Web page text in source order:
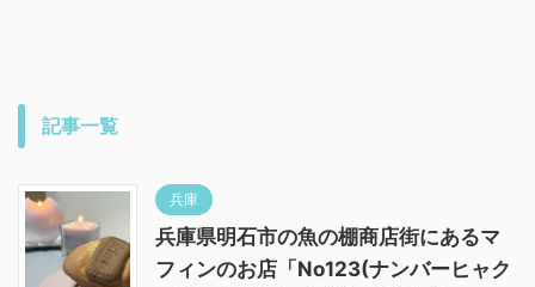
記事一覧
兵庫
兵庫県明石市の魚の棚商店街にあるマ
フィンのお店「No123(ナンバーヒャク